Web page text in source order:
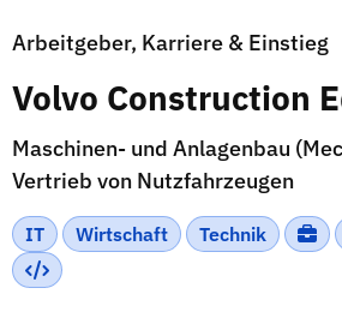
Arbeitgeber, Karriere & Einstieg
Volvo Construction
Maschinen- und Anlagenbau
Vertrieb von Nutzfahrzeugen
IT Wirtschaft Technik